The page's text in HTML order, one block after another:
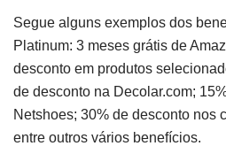
Segue alguns exemplos dos
Platinum: 3 meses grátis de
desconto em produtos
de desconto na Decolar.com;
Netshoes; 30% de desconto nos
entre outros vários benefícios.